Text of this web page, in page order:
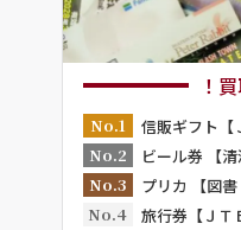
！
No.1
信販ギフト【
No.2
ビール券 【
No.3
プリカ 【図書
No.4
旅行券【ＪＴ